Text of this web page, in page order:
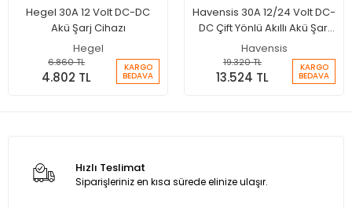
Hegel 30A 12 Volt DC-DC
Akü Şarj Cihazı
Hegel
6.860 TL
4.802 TL
KARGO
BEDAVA
Havensis 30A 12/24 Volt DC-
DC Çift Yönlü Akıllı Akü Şarj
Cihazı
Havensis
19.320 TL
13.524 TL
KARGO
BEDAVA
Hızlı Teslimat
Siparişleriniz en kısa sürede elinize ulaşır.